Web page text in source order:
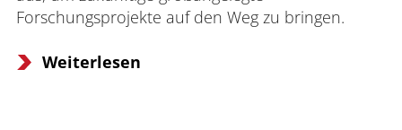
Forschungsprojekte auf den Weg zu bringen.
Weiterlesen